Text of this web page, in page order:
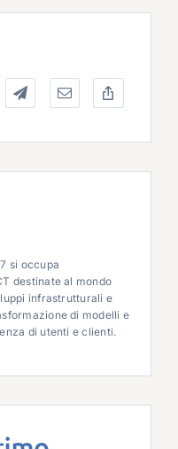
si occupa
destinate al mondo
infrastrutturali e
di modelli e
di utenti e clienti.